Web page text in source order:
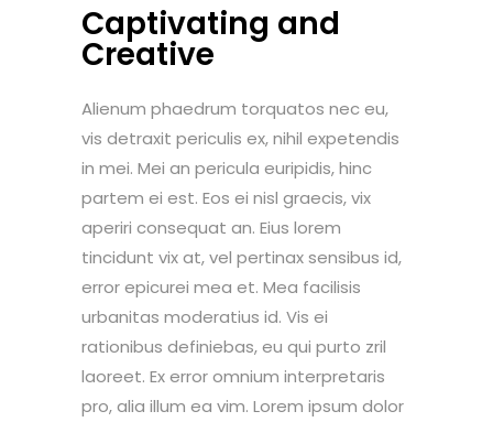
Captivating and
Creative
Alienum phaedrum torquatos nec eu,
vis detraxit periculis ex, nihil expetendis
in mei. Mei an pericula euripidis, hinc
partem ei est. Eos ei nisl graecis, vix
aperiri consequat an. Eius lorem
tincidunt vix at, vel pertinax sensibus id,
error epicurei mea et. Mea facilisis
urbanitas moderatius id. Vis ei
rationibus definiebas, eu qui purto zril
laoreet. Ex error omnium interpretaris
pro, alia illum ea vim. Lorem ipsum dolor